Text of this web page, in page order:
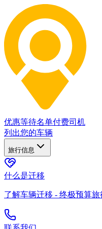
优惠等待名单付费司机
列出您的车辆
旅行信息
什么是迁移
了解车辆迁移 - 终极预算